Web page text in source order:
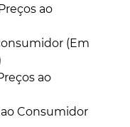
ao
(Em
ao
ao Consumidor